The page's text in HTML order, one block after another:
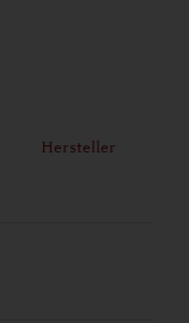
Hersteller